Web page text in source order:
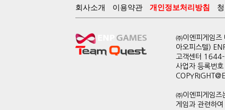
회사소개 이용약관 개인정보처리방침
㈜이엔피게임
아오피스텔)
고객센터
사업자 등록번
㈜이엔피게임즈
게임과 관련하